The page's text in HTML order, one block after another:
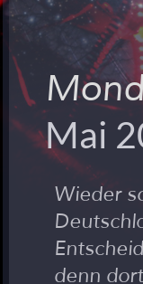
Mai
Wieder
denn